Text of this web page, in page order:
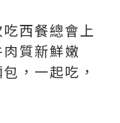
西餐總會上
質新鮮嫩
，一起吃，